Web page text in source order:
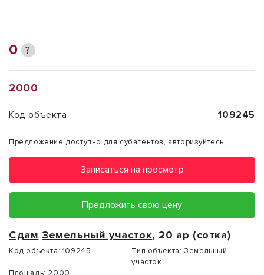
0 ?
2000
Код объекта 109245
Предложение доступно для субагентов, авторизуйтесь
Записаться на просмотр
Предложить свою цену
Сдам Земельный участок, 20 ар (сотка)
Код объекта: 109245. Тип объекта: Земельный
участок.
Площадь: 2000 .